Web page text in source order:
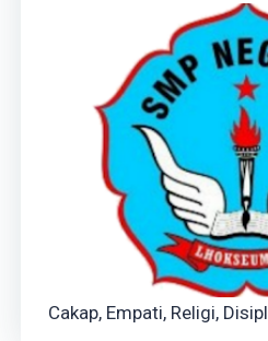
Cakap, Empati, Religi,